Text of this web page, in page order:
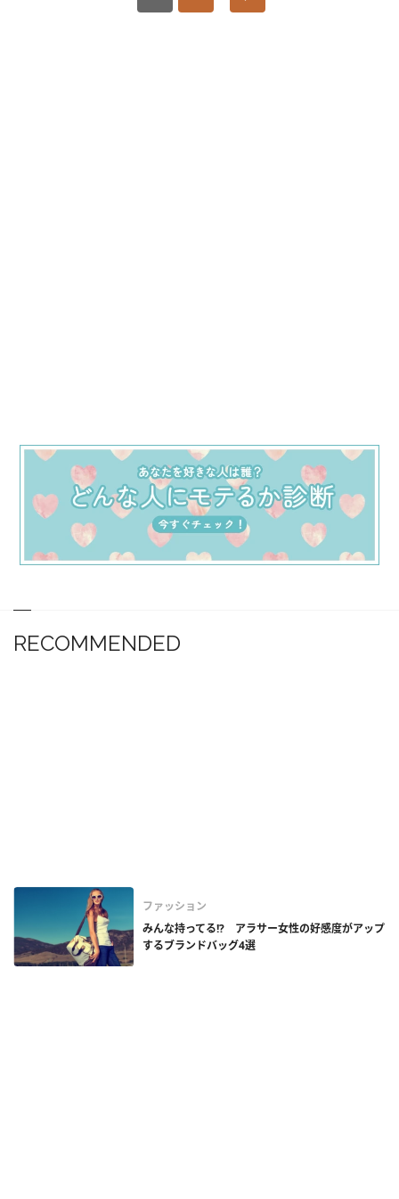
RECOMMENDED
ファッション
みんな持ってる!? アラサー女性の好感度がアップ
するブランドバッグ4選